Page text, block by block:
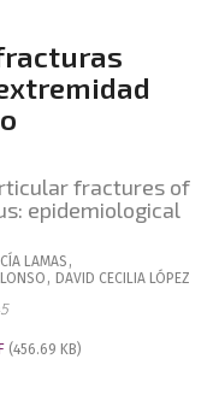
fractures of
epidemiological
LAMAS ,
, DAVID CECILIA LÓPEZ
(456.69 KB)